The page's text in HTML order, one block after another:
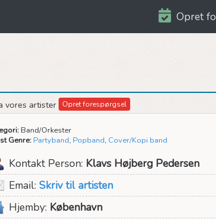
Opret
vores artister Opret forespørgsel
Band/Orkester
Genre: Partyband, Popband, Cover/Kopi band
Kontakt Person: Klavs Højberg Pedersen
Email:Skriv til artisten
Hjemby: København